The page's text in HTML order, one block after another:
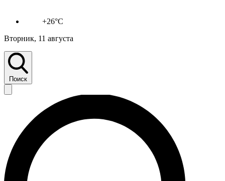
+26°C
Вторник, 11 августа
Поиск